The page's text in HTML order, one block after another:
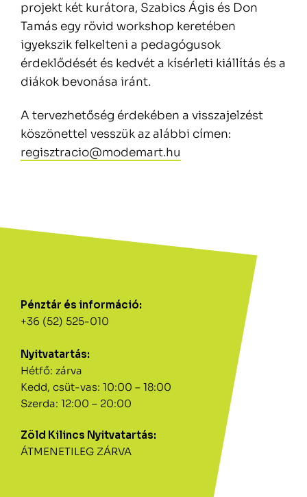
Pénztár és információ:
+36 (52) 525-010
Nyitvatartás:
Hétfő: zárva
Kedd, csüt-vas: 10:00 – 18:00
Szerda: 12:00 – 20:00
Zöld Kilincs Nyitvatartás:
ÁTMENETILEG ZÁRVA
projekt két kurátora, Szabics Ágis és Don
Tamás egy rövid workshop keretében
igyekszik felkelteni a pedagógusok
érdeklődését és kedvét a kísérleti kiállítás és a
diákok bevonása iránt.
A tervezhetőség érdekében a visszajelzést
köszönettel vesszük az alábbi címen:
regisztracio@modemart.hu